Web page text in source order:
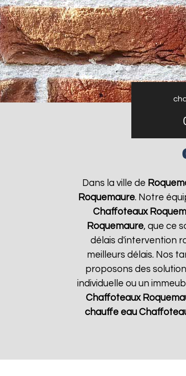
Dans la ville de
Roquemaure. Notre
Chaffoteaux
Roquemaure, que ce
délais d'intervention
meilleurs délais. Nos
proposons des
individuelle ou un
Chaffoteaux
chauffe eau